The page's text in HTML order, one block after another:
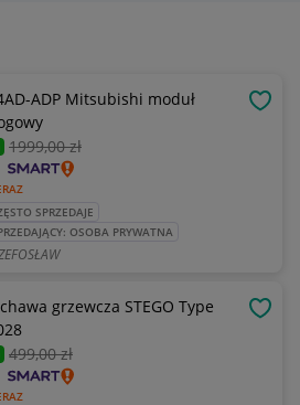
ADP Mitsubishi moduł
1999,00 zł
SPRZEDAJE
OSOBA PRYWATNA
grzewcza STEGO Type
499,00 zł